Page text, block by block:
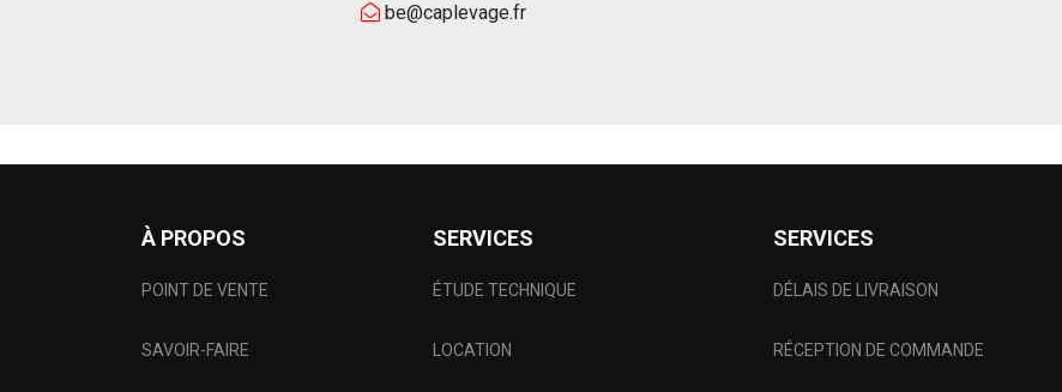
be@caplevage.fr
À PROPOS
POINT DE VENTE
SAVOIR-FAIRE
SERVICES
ÉTUDE TECHNIQUE
LOCATION
SERVICES
DÉLAIS DE LIVRAISON
RÉCEPTION DE COMMANDE